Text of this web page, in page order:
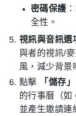
密碼保護
全性。
視訊與音訊選
與者的視訊/
風，減少背景
點擊
「儲存」
的行事曆（如
並產生邀請連